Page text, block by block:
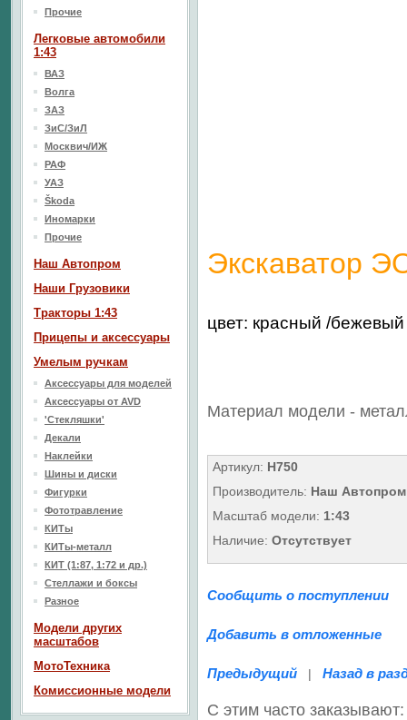
Экскаватор
цвет: красный /бежевый
Материал модели -
Артикул: H750
Производитель: Наш Автопром
Масштаб модели: 1:43
Наличие: Отсутствует
Сообщить о поступлении
Добавить в отложенные
Предыдущий | Назад в
С этим часто заказывают:
Прочие
Легковые автомобили
1:43
ВАЗ
Волга
ЗАЗ
ЗиС/ЗиЛ
Москвич/ИЖ
РАФ
УАЗ
Škoda
Иномарки
Прочие
Наш Aвтопром
Наши Грузовики
Тракторы 1:43
Прицепы и аксессуары
Умелым ручкам
Аксессуары для моделей
Аксессуары от AVD
'Стекляшки'
Декали
Наклейки
Шины и диски
Фигурки
Фототравление
КИТы
КИТы-металл
КИТ (1:87, 1:72 и др.)
Стеллажи и боксы
Разное
Модели других
масштабов
МотоТехника
Комиссионные модели